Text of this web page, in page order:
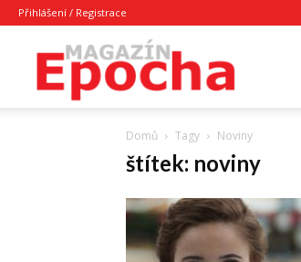
Přihlášení / Registrace
Magazín
Domů Tagy Noviny
štítek: noviny